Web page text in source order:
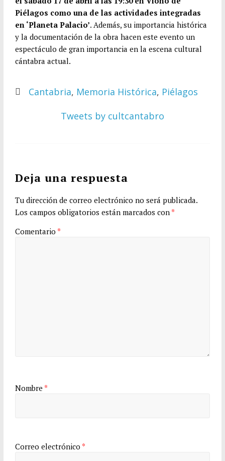
Piélagos como una de las actividades integradas
en ‘Planeta Palacio’. Además, su importancia histórica
y la documentación de la obra hacen este evento un
espectáculo de gran importancia en la escena cultural
cántabra actual.
Cantabria, Memoria Histórica, Piélagos
Tweets by cultcantabro
Deja una respuesta
Tu dirección de correo electrónico no será publicada.
Los campos obligatorios están marcados con *
Comentario *
Nombre *
Correo electrónico *